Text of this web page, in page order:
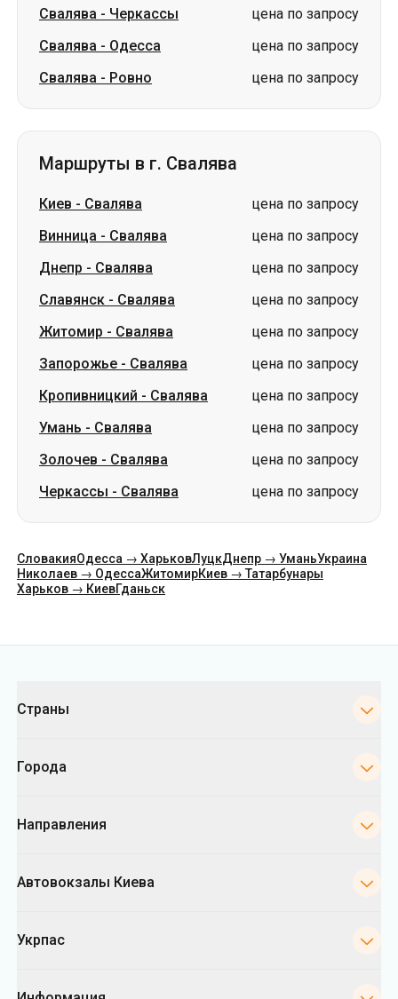
Свалява - Черкассы
цена по запросу
Свалява - Одесса
цена по запросу
Свалява - Ровно цена по запросу
Маршруты в г. Свалява
Киев - Свалява
цена по запросу
Винница - Свалява
цена по запросу
Днепр - Свалява
цена по запросу
Славянск - Свалява
цена по запросу
Житомир - Свалява
цена по запросу
Запорожье - Свалява
цена по запросу
Кропивницкий - Свалява
цена по запросу
Умань - Свалява
цена по запросу
Золочев - Свалява
цена по запросу
Черкассы - Свалява цена по запросу
СловакияОдесса → ХарьковЛуцкДнепр → УманьУкраина
Николаев → ОдессаЖитомирКиев → Татарбунары
Харьков → КиевГданьск
Страны
Города
Направления
Автовокзалы Киева
Укрпас